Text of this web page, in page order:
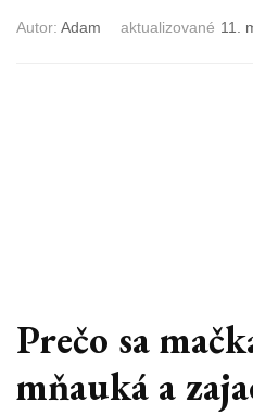
Autor: Adam aktualizované 11.
Prečo sa
mňauká a